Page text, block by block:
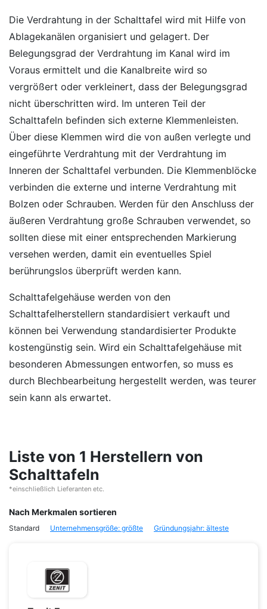
Die Verdrahtung in der Schalttafel wird mit Hilfe von
Ablagekanälen organisiert und gelagert. Der
Belegungsgrad der Verdrahtung im Kanal wird im
Voraus ermittelt und die Kanalbreite wird so
vergrößert oder verkleinert, dass der Belegungsgrad
nicht überschritten wird. Im unteren Teil der
Schalttafeln befinden sich externe Klemmenleisten.
Über diese Klemmen wird die von außen verlegte und
eingeführte Verdrahtung mit der Verdrahtung im
Inneren der Schalttafel verbunden. Die Klemmenblöcke
verbinden die externe und interne Verdrahtung mit
Bolzen oder Schrauben. Werden für den Anschluss der
äußeren Verdrahtung große Schrauben verwendet, so
sollten diese mit einer entsprechenden Markierung
versehen werden, damit ein eventuelles Spiel
berührungslos überprüft werden kann.
Schalttafelgehäuse werden von den
Schalttafelherstellern standardisiert verkauft und
können bei Verwendung standardisierter Produkte
kostengünstig sein. Wird ein Schalttafelgehäuse mit
besonderen Abmessungen entworfen, so muss es
durch Blechbearbeitung hergestellt werden, was teurer
sein kann als erwartet.
Liste von 1 Herstellern von
Schalttafeln
*einschließlich Lieferanten etc.
Nach Merkmalen sortieren
Standard Unternehmensgröße: größte Gründungsjahr: älteste